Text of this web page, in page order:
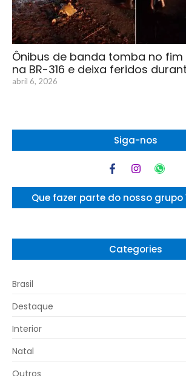
Ônibus de banda tomba no
na BR-316 e deixa feridos
abril 6, 2026
Siga-nos
Que fazer parte do nosso grupo
Categories
Brasil
Destaque
Interior
Natal
Outros